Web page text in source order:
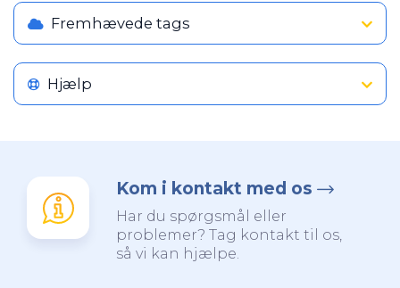
Fremhævede tags
Hjælp
Kom i kontakt med os
Har du spørgsmål eller
problemer? Tag kontakt til os,
så vi kan hjælpe.